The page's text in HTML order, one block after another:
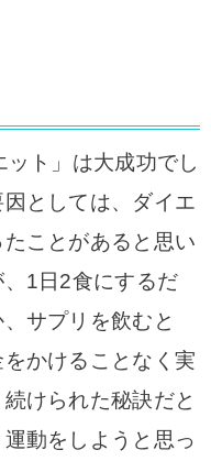
ト」は大成功でし
としては、ダイエ
ことがあると思い
1日2食にするだ
サプリを飲むと
かけることなく実
けられた秘訣だと
動をしようと思っ